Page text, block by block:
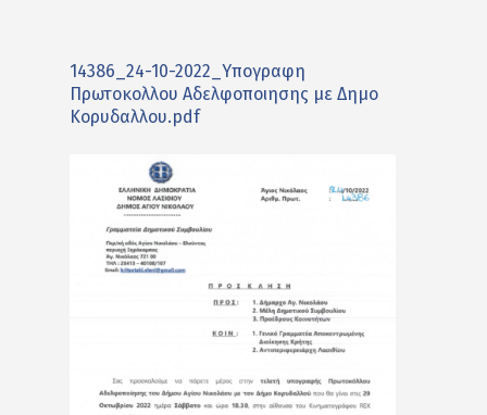
14386_24-10-2022_Υπογραφη
Πρωτοκολλου Αδελφοποιησης με Δημο
Κορυδαλλου.pdf